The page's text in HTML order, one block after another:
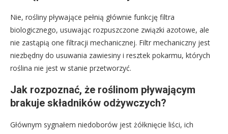
Nie, rośliny pływające pełnią głównie funkcję filtra
biologicznego, usuwając rozpuszczone związki azotowe, ale
nie zastąpią one filtracji mechanicznej. Filtr mechaniczny jest
niezbędny do usuwania zawiesiny i resztek pokarmu, których
roślina nie jest w stanie przetworzyć.
Jak rozpoznać, że roślinom pływającym
brakuje składników odżywczych?
Głównym sygnałem niedoborów jest żółknięcie liści, ich